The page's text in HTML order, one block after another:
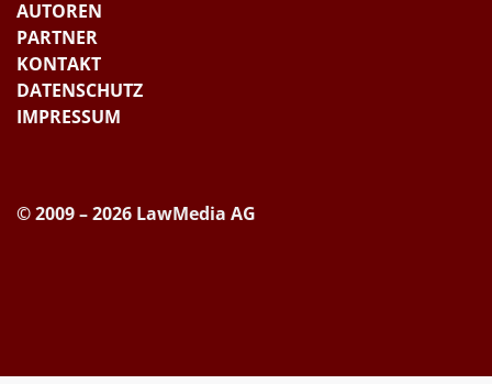
AUTOREN
PARTNER
KONTAKT
DATENSCHUTZ
IMPRESSUM
© 2009 – 2026 LawMedia AG